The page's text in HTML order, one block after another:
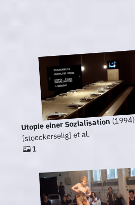
Utopie einer Sozialisation(1994)
[stoeckerselig] et al.
1